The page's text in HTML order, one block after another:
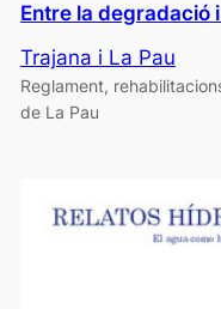
Entre la degradació
Trajana i La Pau
Reglament,
de La Pau